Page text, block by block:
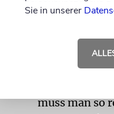
Das ist ein
und soll
achten, dass
sucht und
muss man so
Sie in unserer